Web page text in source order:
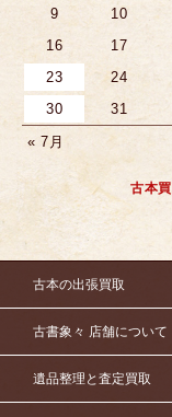
9
10
16
17
23
24
30
31
« 7月
古本
古本の出張買取
古書象々 店舗について
遺品整理と査定買取